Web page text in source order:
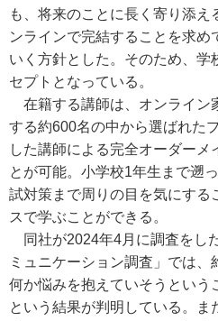
も、将来のことに長く寄り添え
ンラインで完結することを求め
いく方針とした。そのため、学
セプトとなっている。
在籍する講師は、オンライン
する約600名の中から選ばれた
した講師による完全オーダーメ
とが可能。小学校1年生まで遡
試対策まで周りの目を気にする
スで学ぶことができる。
同社が2024年4月に調査をし
ミュニケーション調査」では
何か悩みを抱えていそうという
という結果が判明している。